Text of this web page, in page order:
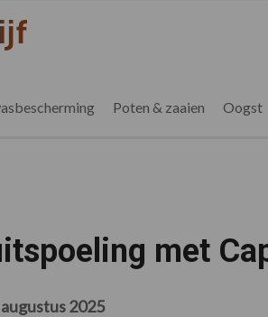
Poten & zaaien Oogst
met
2025